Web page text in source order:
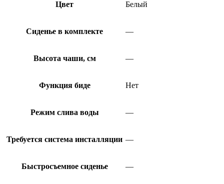
Цвет Белый
Сиденье в комплекте —
Высота чаши, см —
Функция биде Нет
Режим слива воды —
Требуется система инсталляции —
Быстросъемное сиденье —